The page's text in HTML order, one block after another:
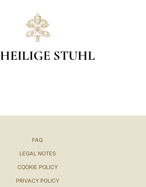
HEILIGE STUHL
FAQ
LEGAL NOTES
COOKIE POLICY
PRIVACY POLICY